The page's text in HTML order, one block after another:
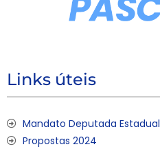
Links úteis
Mandato Deputada Estadual
Propostas 2024